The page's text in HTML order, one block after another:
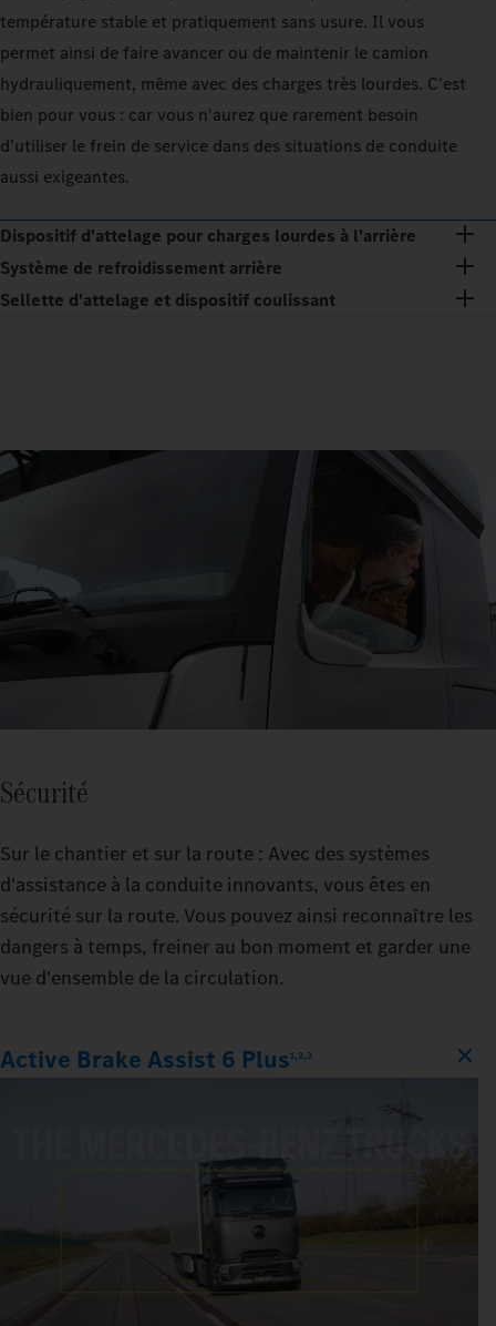
température stable et pratiquement sans usure. Il vous
permet ainsi de faire avancer ou de maintenir le camion
hydrauliquement, même avec des charges très lourdes. C'est
bien pour vous : car vous n'aurez que rarement besoin
d'utiliser le frein de service dans des situations de conduite
aussi exigeantes.
Dispositif d'attelage pour charges lourdes à l'arrière
Système de refroidissement arrière
Sellette d'attelage et dispositif coulissant
Sécurité
Sur le chantier et sur la route : Avec des systèmes
d'assistance à la conduite innovants, vous êtes en
sécurité sur la route. Vous pouvez ainsi reconnaître les
dangers à temps, freiner au bon moment et garder une
vue d'ensemble de la circulation.
Active Brake Assist 6 Plus1,2,3